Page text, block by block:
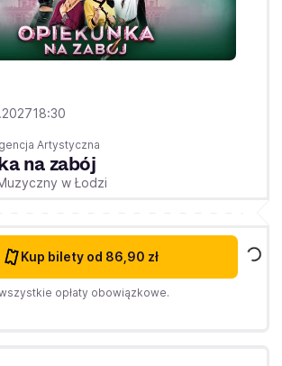
18:30
Artystyczna
na zabój
w Łodzi
Kup bilety od 86,90 zł
opłaty obowiązkowe.